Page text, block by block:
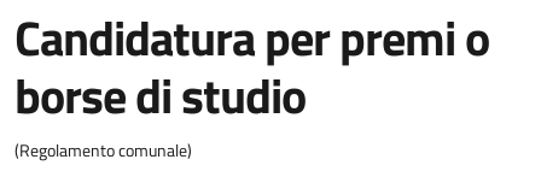
Candidatura per premi o
borse di studio
(Regolamento comunale)